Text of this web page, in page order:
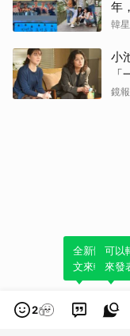
年
節
韓
小
鏡報
2
全新體驗！
文來輕鬆表
可以
來發